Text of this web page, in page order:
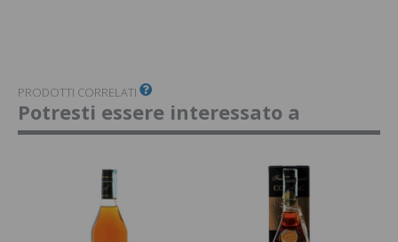
PRODOTTI CORRELATI
Potresti essere interessato a